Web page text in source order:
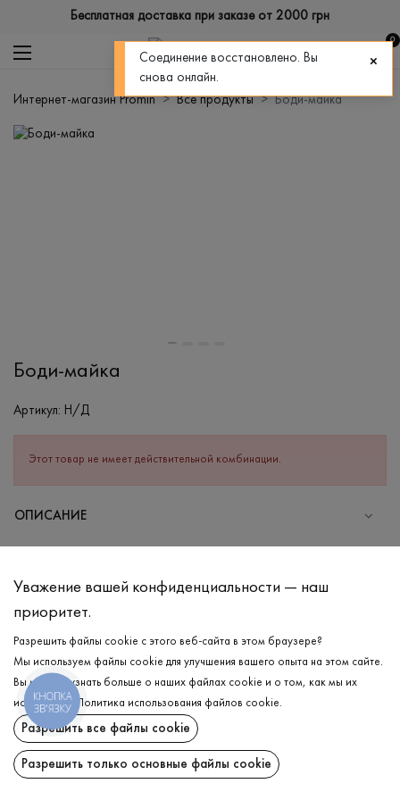
Бесплатная доставка при заказе от 2000 грн
0
Интернет-магазин Promin Все продукты Боди-майка
Боди-майка
Артикул: Н/Д
Этот товар не имеет действительной комбинации.
ОПИСАНИЕ
УХОД
Стирка в холодной воде (до 30 °C)
Отбеливание запрещено
Гладить при низкой температуре
Нельзя отжимать и сушить в стиральной машине
ДОСТАВКА
ВОЗВРАТ
Уважение вашей конфиденциальности — наш
приоритет.
Разрешить файлы cookie с этого веб-сайта в этом браузере?
Мы используем файлы cookie для улучшения вашего опыта на этом сайте.
Вы можете узнать больше о наших файлах cookie и о том, как мы их
используем.
Политика использования файлов cookie.
Разрешить все файлы cookie
Разрешить только основные файлы cookie
КНОПКА
ЗВ'ЯЗКУ
Соединение восстановлено. Вы
снова онлайн.